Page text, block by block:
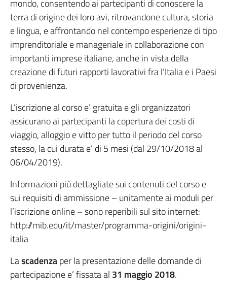
mondo, consentendo ai partecipanti di conoscere la
terra di origine dei loro avi, ritrovandone cultura, storia
e lingua, e affrontando nel contempo esperienze di tipo
imprenditoriale e manageriale in collaborazione con
importanti imprese italiane, anche in vista della
creazione di futuri rapporti lavorativi fra l’Italia e i Paesi
di provenienza.
L’iscrizione al corso e’ gratuita e gli organizzatori
assicurano ai partecipanti la copertura dei costi di
viaggio, alloggio e vitto per tutto il periodo del corso
stesso, la cui durata e’ di 5 mesi (dal 29/10/2018 al
06/04/2019).
Informazioni più dettagliate sui contenuti del corso e
sui requisiti di ammissione – unitamente ai moduli per
l’iscrizione online – sono reperibili sul sito internet:
http://mib.edu/it/master/programma-origini/origini-
italia
Lascadenzaper la presentazione delle domande di
partecipazione e’ fissata al 31 maggio 2018.